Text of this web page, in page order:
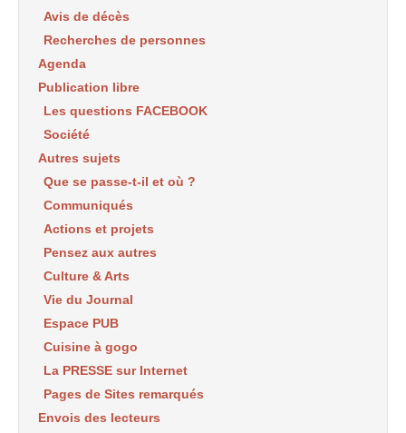
Avis de décès
Recherches de personnes
Agenda
Publication libre
Les questions FACEBOOK
Société
Autres sujets
Que se passe-t-il et où ?
Communiqués
Actions et projets
Pensez aux autres
Culture & Arts
Vie du Journal
Espace PUB
Cuisine à gogo
La PRESSE sur Internet
Pages de Sites remarqués
Envois des lecteurs